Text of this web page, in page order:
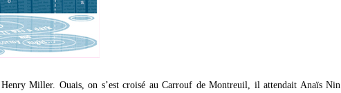
Miller. Ouais, on s’est croisé au Carrouf de Montreuil, il attendait Anaïs Nin